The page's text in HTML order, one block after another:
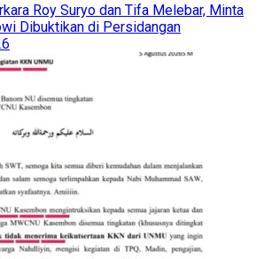
Roy Suryo dan Tifa Melebar, Minta
Dibuktikan di Persidangan